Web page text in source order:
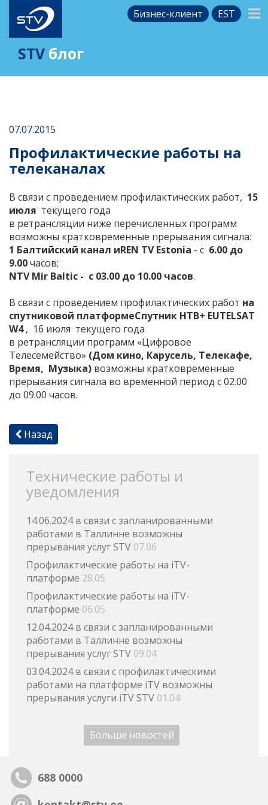
Бизнес-клиент EST
STV блог
07.07.2015
Профилактические работы на
телеканалах
В связи с проведением профилактических работ, 15
июля текущего года
в ретрансляции ниже перечисленных программ
возможны кратковременные прерывания сигнала:
1 Балтийский канал иREN TVEstonia - с 6.00 до
9.00часов;
NTV Mir Baltic - с 03.00 до 10.00 часов.
В связи с проведением профилактических работ на
спутниковой платформеСпутник НТВ+ EUTELSAT
W4, 16 июля текущего года
в ретрансляции программ «Цифровое
Телесемейство» (Дом кино, Карусель, Телекафе,
Время, Музыка) возможны кратковременные
прерывания сигнала во временной период с 02.00
до 09.00 часов.
Назад
Технические работы и
уведомления
14.06.2024 в связи с запланированными
работами в Таллинне возможны
прерывания услуг STV 07.06
Профилактические работы на iTV-
платформе 28.05
Профилактические работы на iTV-
платформе 06.05
12.04.2024 в связи с запланированными
работами в Таллинне возможны
прерывания услуг STV 09.04
03.04.2024 в связи с профилактическими
работами на платформе iTV возможны
прерывания услуги iTV STV 01.04
Больше новостей
688 0000